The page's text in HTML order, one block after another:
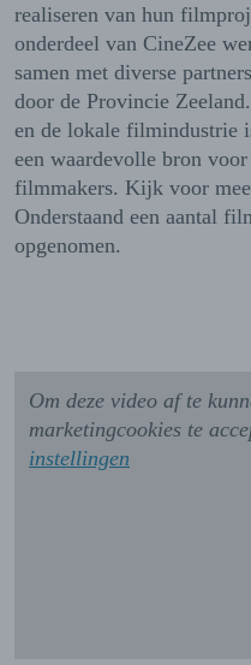
realiseren van hun
onderdeel van CineZee
samen met diverse
door de Provincie
en de lokale filmindustrie
een waardevolle bron
filmmakers. Kijk voor
Onderstaand een aantal
opgenomen.
Om deze video af te
marketingcookies te
instellingen